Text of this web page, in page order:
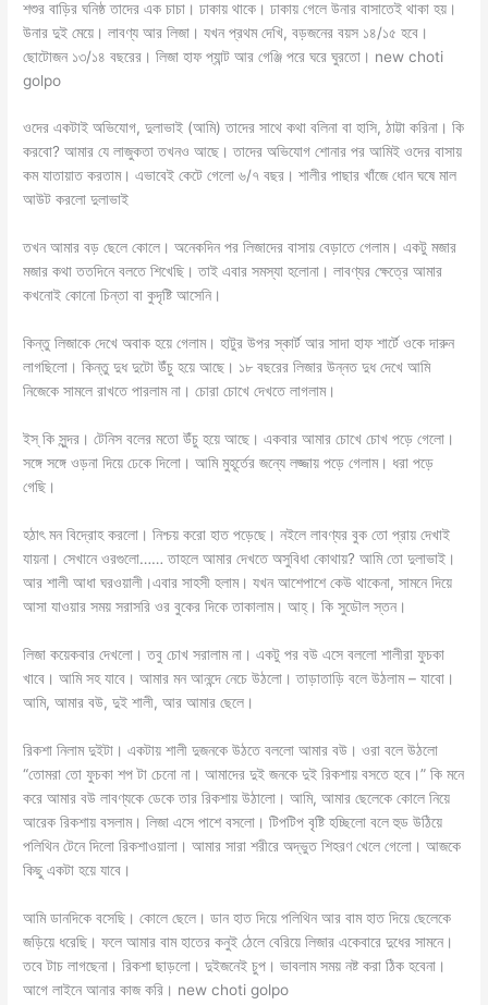
শশুর বাড়ির ঘনিষ্ঠ তাদের এক চাচা। ঢাকায় থাকে। ঢাকায় গেলে উনার বাসাতেই থাকা হয়।
উনার দুই মেয়ে। লাবণ্য আর লিজা। যখন প্রথম দেখি, বড়জনের বয়স ১৪/১৫ হবে।
ছোটোজন ১৩/১৪ বছরের। লিজা হাফ প্যান্ট আর গেঞ্জি পরে ঘরে ঘুরতো। new choti
golpo
ওদের একটাই অভিযোগ, দুলাভাই (আমি) তাদের সাথে কথা বলিনা বা হাসি, ঠাট্টা করিনা। কি
করবো? আমার যে লাজুকতা তখনও আছে। তাদের অভিযোগ শোনার পর আমিই ওদের বাসায়
কম যাতায়াত করতাম। এভাবেই কেটে গেলো ৬/৭ বছর। শালীর পাছার খাঁজে ধোন ঘষে মাল
আউট করলো দুলাভাই
তখন আমার বড় ছেলে কোলে। অনেকদিন পর লিজাদের বাসায় বেড়াতে গেলাম। একটু মজার
মজার কথা ততদিনে বলতে শিখেছি। তাই এবার সমস্যা হলোনা। লাবণ্যর ক্ষেত্রে আমার
কখনোই কোনো চিন্তা বা কুদৃষ্টি আসেনি।
কিন্তু লিজাকে দেখে অবাক হয়ে গেলাম। হাটুর উপর স্কার্ট আর সাদা হাফ শার্টে ওকে দারুন
লাগছিলো। কিন্তু দুধ দুটো উঁচু হয়ে আছে। ১৮ বছরের লিজার উন্নত দুধ দেখে আমি
নিজেকে সামলে রাখতে পারলাম না। চোরা চোখে দেখতে লাগলাম।
ইস্ কি সুন্দর। টেনিস বলের মতো উঁচু হয়ে আছে। একবার আমার চোখে চোখ পড়ে গেলো।
সঙ্গে সঙ্গে ওড়না দিয়ে ঢেকে দিলো। আমি মুহূর্তের জন্যে লজ্জায় পড়ে গেলাম। ধরা পড়ে
গেছি।
হঠাৎ মন বিদ্রোহ করলো। নিশ্চয় করো হাত পড়েছে। নইলে লাবণ্যর বুক তো প্রায় দেখাই
যায়না। সেখানে ওরগুলো…… তাহলে আমার দেখতে অসুবিধা কোথায়? আমি তো দুলাভাই।
আর শালী আধা ঘরওয়ালী।এবার সাহসী হলাম। যখন আশেপাশে কেউ থাকেনা, সামনে দিয়ে
আসা যাওয়ার সময় সরাসরি ওর বুকের দিকে তাকালাম। আহ্। কি সুডৌল স্তন।
লিজা কয়েকবার দেখলো। তবু চোখ সরালাম না। একটু পর বউ এসে বললো শালীরা ফুচকা
খাবে। আমি সহ যাবে। আমার মন আনন্দে নেচে উঠলো। তাড়াতাড়ি বলে উঠলাম – যাবো।
আমি, আমার বউ, দুই শালী, আর আমার ছেলে।
রিকশা নিলাম দুইটা। একটায় শালী দুজনকে উঠতে বললো আমার বউ। ওরা বলে উঠলো
“তোমরা তো ফুচকা শপ টা চেনো না। আমাদের দুই জনকে দুই রিকশায় বসতে হবে।” কি মনে
করে আমার বউ লাবণ্যকে ডেকে তার রিকশায় উঠালো। আমি, আমার ছেলেকে কোলে নিয়ে
আরেক রিকশায় বসলাম। লিজা এসে পাশে বসলো। টিপটিপ বৃষ্টি হচ্ছিলো বলে হুড উঠিয়ে
পলিথিন টেনে দিলো রিকশাওয়ালা। আমার সারা শরীরে অদ্ভুত শিহরণ খেলে গেলো। আজকে
কিছু একটা হয়ে যাবে।
আমি ডানদিকে বসেছি। কোলে ছেলে। ডান হাত দিয়ে পলিথিন আর বাম হাত দিয়ে ছেলেকে
জড়িয়ে ধরেছি। ফলে আমার বাম হাতের কনুই ঠেলে বেরিয়ে লিজার একেবারে দুধের সামনে।
তবে টাচ লাগছেনা। রিকশা ছাড়লো। দুইজনেই চুপ। ভাবলাম সময় নষ্ট করা ঠিক হবেনা।
আগে লাইনে আনার কাজ করি। new choti golpo